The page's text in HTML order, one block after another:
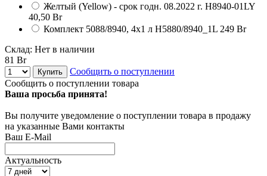
Желтый (Yellow) - срок годн. 08.2022 г. H8940-01LY
40,50 Br
Комплект 5088/8940, 4х1 л H5880/8940_1L 249 Br
Склад: Нет в наличии
81 Br
Купить
Сообщить о поступлении
Сообщить о поступлении товара
Ваша просьба принята!
Вы получите уведомление о поступлении товара в продажу
на указанные Вами контакты
Ваш E-Mail
Актуальность